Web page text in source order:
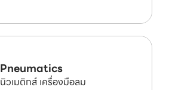
Pneumatics
นิวเมติกส์ เครื่องมือลม